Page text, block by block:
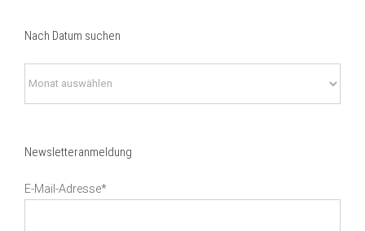
Nach Datum suchen
Datum
Newsletteranmeldung
E-Mail-Adresse*